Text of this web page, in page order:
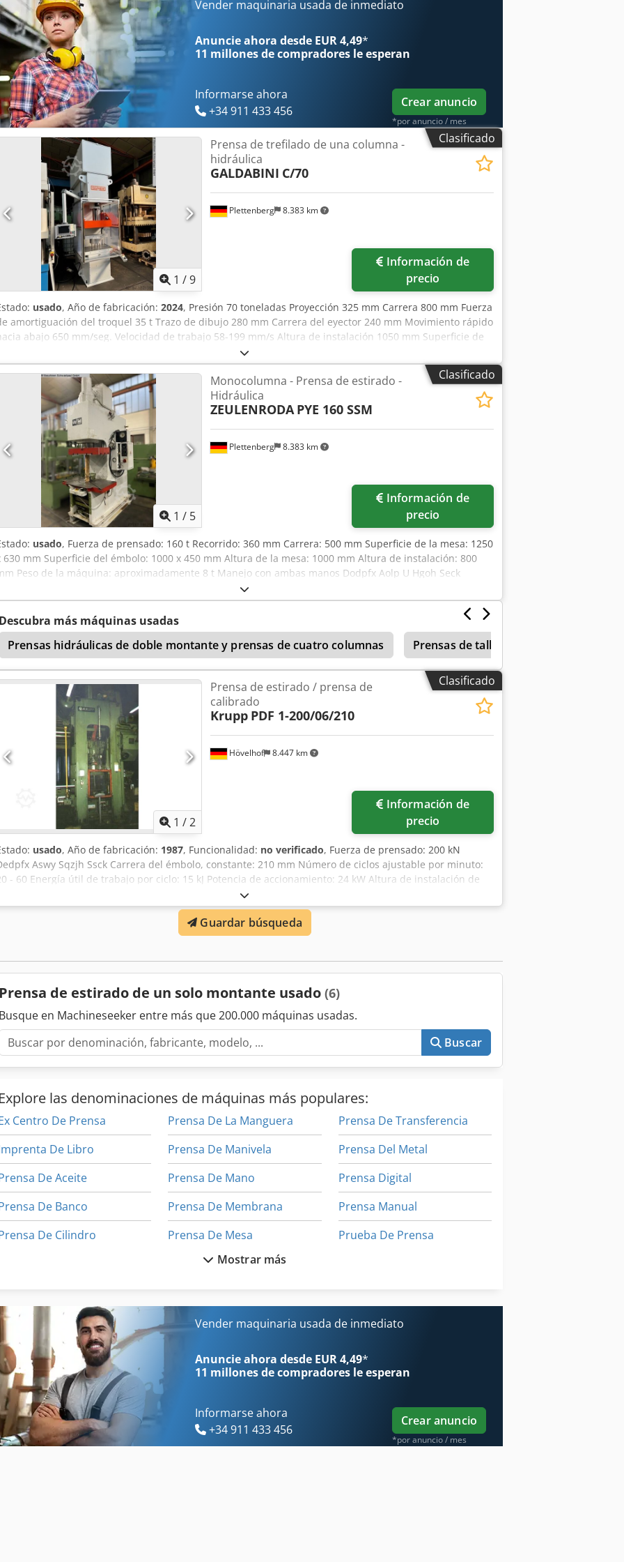
Aeh Ra R Ish Sok Presión del sistema de expulsión: 50 kN Recorrido del sistema de expulsión: 50
Vender maquinaria usada de inmediato
Anuncie ahora desde EUR 4,49*
11 millones de compradores le esperan
Informarse ahora
+34 911 433 456
Crear anuncio
*por anuncio / mes
Clasificado
1 /9
Plettenberg 8.383 km
Prensa de trefilado de una columna -
hidráulica
GALDABINI C/70
precio
usado, Año de fabricación: 2024, Presión 70 toneladas Proyección 325 mm Carrera 800 mm Fuerza
amortiguación del troquel 35 t Trazo de dibujo 280 mm Carrera del eyector 240 mm Movimiento rápido
abajo 650 mm/seg. Velocidad de trabajo 58-199 mm/s Altura de instalación 1050 mm Superficie de
la mesa 900x580 mm Superficie del ariete 460x460 mm Djdpfx Aovn U Sxjh Seck Requisito de potencia
45 kW Peso de la máquina aprox. 6,3 t Espacio necesario aprox. AxPxA 1000x2200x4000 mm Ejecución
súper rápida Operación urgente Parada de presión y recorrido. Refrigeración por agua Barrera de luz
Lubricación central con grasa Función de amortiguación del troquel Eyector en el ariete Teleservicio
Clasificado
1 / 5
Plettenberg 8.383 km
Monocolumna - Prensa de estirado -
Hidráulica
ZEULENRODA PYE 160 SSM
precio
usado, Fuerza de prensado: 160 t Recorrido: 360 mm Carrera: 500 mm Superficie de la mesa: 1250
630 mm Superficie del émbolo: 1000 x 450 mm Altura de la mesa: 1000 mm Altura de instalación: 800
Peso de la máquina: aproximadamente 8 t Manejo con ambas manos Dodpfx Aolp U Hgoh Seck
Manejo con pedal Avance rápido Desconexión de fuerza y recorrido Almohadilla de tracción
Descubra más máquinas usadas
Prensas hidráulicas de doble montante y prensas de cuatro columnas
Prensas de taller
Clasificado
Pedir más fotos
1 /2
Hövelhof 8.447 km
Prensa de estirado / prensa de
calibrado
Krupp PDF 1-200/06/210
precio
usado, Año de fabricación: 1987, Funcionalidad: no verificado, Fuerza de prensado: 200 kN
Aswy Sqzjh Ssck Carrera del émbolo, constante: 210 mm Número de ciclos ajustable por minuto:
- 60 Energía útil de trabajo por ciclo: 15 kJ Potencia de accionamiento: 24 kW Altura de instalación de
herramienta entre la mesa y el émbolo, carrera inferior, ajuste superior: 500 mm Ajuste del émbolo: 100
Superficie de sujeción del émbolo: 600 x 600 mm Superficie de sujeción de la mesa: 600 x 600 mm
Guardar búsqueda
Prensa de estirado de un solo montante usado (6)
Busque en Machineseeker entre más que 200.000 máquinas usadas.
Buscar
Explore las denominaciones de máquinas más populares:
Centro De Prensa
De Libro
De Aceite
De Banco
De Cilindro
Prensa De Extrusión
De Forja
Prensa De La Manguera
Prensa De Manivela
Prensa De Mano
Prensa De Membrana
Prensa De Mesa
Prensa De Montaje
Prensa De Rodillos
Prensa De Transferencia
Prensa Del Metal
Prensa Digital
Prensa Manual
Prueba De Prensa
Mostrar más
Vender maquinaria usada de inmediato
Anuncie ahora desde EUR 4,49*
11 millones de compradores le esperan
Informarse ahora
+34 911 433 456
Crear anuncio
*por anuncio / mes